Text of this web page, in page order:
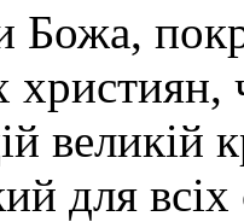
Божа,
великій
для